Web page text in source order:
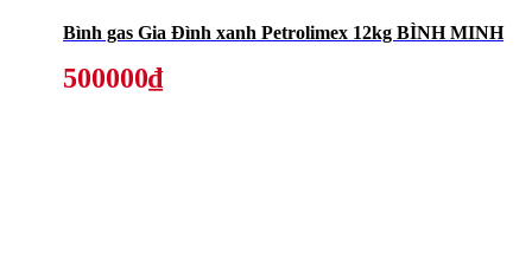
Bình gas Gia Đình xanh Petrolimex 12kg BÌNH MINH
500000₫